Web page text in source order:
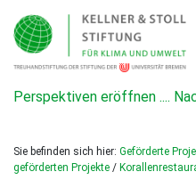
Perspektiven eröffnen ....
Sie befinden sich hier: Geförderte
geförderten Projekte /